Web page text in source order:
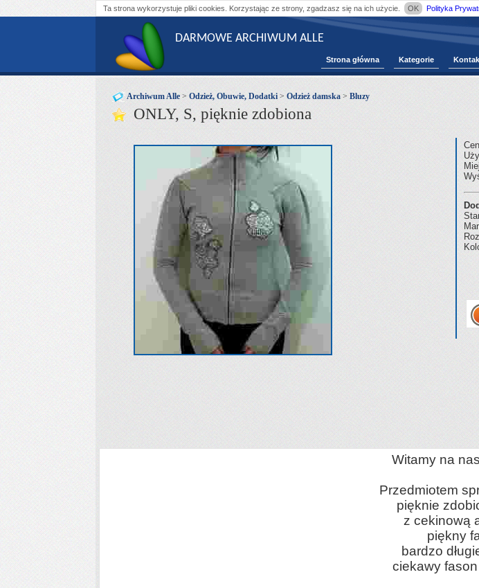
Ta strona wykorzystuje pliki cookies. Korzystając ze strony, zgadzasz się na ich użycie. OK Polityka
DARMOWE ARCHIWUM ALLE
Strona główna Kategorie
Archiwum Alle > Odzież, Obuwie, Dodatki > Odzież damska > Bluzy
ONLY, S, pięknie zdobiona
Witamy na
Przedmiotem
pięknie
z cekinową
piękny
bardzo
ciekawy